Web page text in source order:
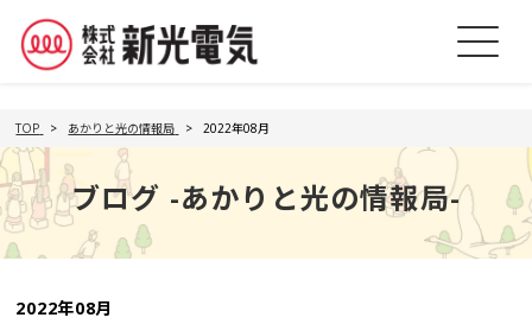
TOP あかりと光の情報局 2022年08月
ブログ -あかりと光の情報局-
2022年08月